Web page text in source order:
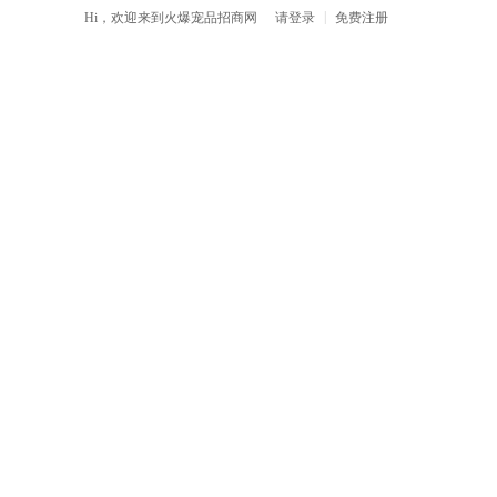
Hi，欢迎来到 火爆宠品招商网 请登录 免费注册